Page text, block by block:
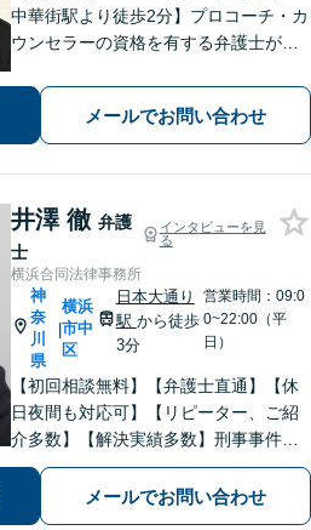
中華街駅より徒歩2分】プロコーチ・カ
ウンセラーの資格を有する弁護士が
入れたサポートに力を入れています！
離婚・相続・刑事事件などのトラブル
にお悩みの方はお気軽にご相談くださ
い。
メールでお問い合わせ
井澤 徹 弁護
士
インタビューを見
る
横浜合同法律事務所
神
奈
川
県
|
横浜
市中
区
日本大通り
駅 から徒歩
3分
営業時間：09:0
0~22:00（平
日）
【初回相談無料】【弁護士直通】【休
日夜間も対応可】【リピーター、ご紹
介多数】【解決実績多数】刑事事件、
債務整理、離婚、相続など幅広く対
応。迅速な対応と丁寧なサポートに努
めます。
メールでお問い合わせ